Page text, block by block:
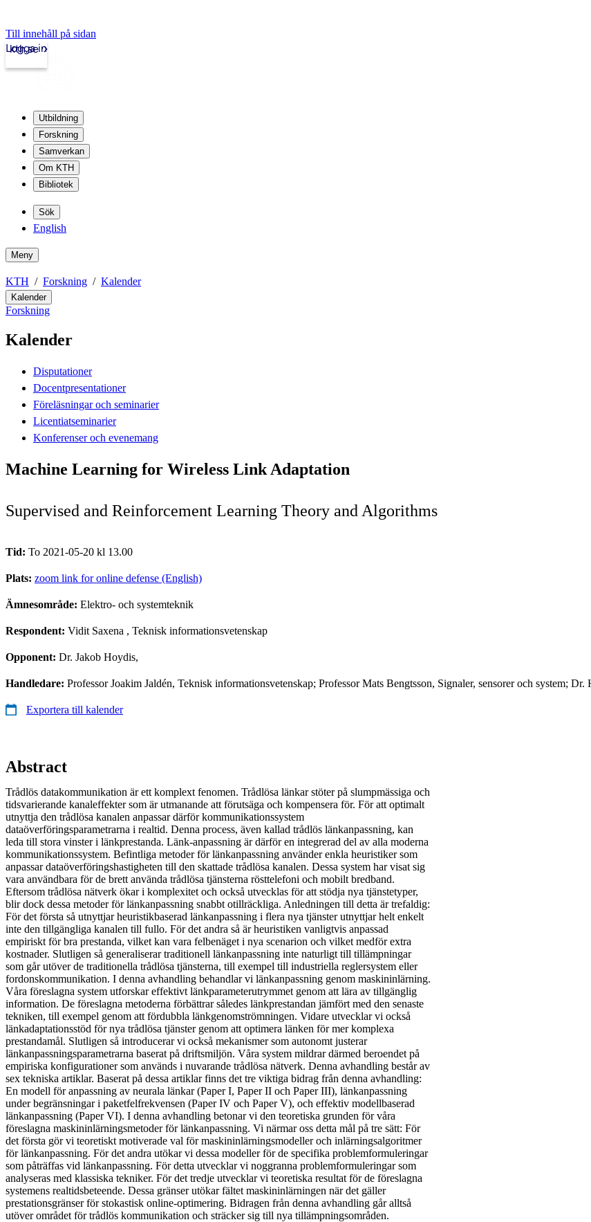
Till innehåll på sidan
kth.se
Logga in
Utbildning
Forskning
Samverkan
Om KTH
Bibliotek
Sök
English
Meny
KTH Forskning Kalender
Kalender
Forskning
Kalender
Disputationer
Docentpresentationer
Föreläsningar och seminarier
Licentiatseminarier
Konferenser och evenemang
Machine Learning for Wireless Link Adaptation
Supervised and Reinforcement Learning Theory and Algorithms
Tid: To 2021-05-20 kl 13.00
Plats: zoom link for online defense (English)
Ämnesområde: Elektro- och systemteknik
Respondent: Vidit Saxena , Teknisk informationsvetenskap
Opponent: Dr. Jakob Hoydis,
Handledare: Professor Joakim Jaldén, Teknisk informationsvetenskap; Professor Mats Bengtsson, Signaler, sensorer och system;
Exportera till kalender
Abstract
Trådlös datakommunikation är ett komplext fenomen. Trådlösa länkar stöter på slumpmässiga och
tidsvarierande kanaleffekter som är utmanande att förutsäga och kompensera för. För att optimalt
utnyttja den trådlösa kanalen anpassar därför kommunikationssystem
dataöverföringsparametrarna i realtid. Denna process, även kallad trådlös länkanpassning, kan
leda till stora vinster i länkprestanda. Länk-anpassning är därför en integrerad del av alla moderna
kommunikationssystem. Befintliga metoder för länkanpassning använder enkla heuristiker som
anpassar dataöverföringshastigheten till den skattade trådlösa kanalen. Dessa system har visat sig
vara användbara för de brett använda trådlösa tjänsterna rösttelefoni och mobilt bredband.
Eftersom trådlösa nätverk ökar i komplexitet och också utvecklas för att stödja nya tjänstetyper,
blir dock dessa metoder för länkanpassning snabbt otillräckliga. Anledningen till detta är trefaldig:
För det första så utnyttjar heuristikbaserad länkanpassning i flera nya tjänster utnyttjar helt enkelt
inte den tillgängliga kanalen till fullo. För det andra så är heuristiken vanligtvis anpassad
empiriskt för bra prestanda, vilket kan vara felbenäget i nya scenarion och vilket medför extra
kostnader. Slutligen så generaliserar traditionell länkanpassning inte naturligt till tillämpningar
som går utöver de traditionella trådlösa tjänsterna, till exempel till industriella reglersystem eller
fordonskommunikation. I denna avhandling behandlar vi länkanpassning genom maskininlärning.
Våra föreslagna system utforskar effektivt länkparameterutrymmet genom att lära av tillgänglig
information. De föreslagna metoderna förbättrar således länkprestandan jämfört med den senaste
tekniken, till exempel genom att fördubbla länkgenomströmningen. Vidare utvecklar vi också
länkadaptationsstöd för nya trådlösa tjänster genom att optimera länken för mer komplexa
prestandamål. Slutligen så introducerar vi också mekanismer som autonomt justerar
länkanpassningsparametrarna baserat på driftsmiljön. Våra system mildrar därmed beroendet på
empiriska konfigurationer som används i nuvarande trådlösa nätverk. Denna avhandling består av
sex tekniska artiklar. Baserat på dessa artiklar finns det tre viktiga bidrag från denna avhandling:
En modell för anpassning av neurala länkar (Paper I, Paper II och Paper III), länkanpassning
under begränsningar i paketfelfrekvensen (Paper IV och Paper V), och effektiv modellbaserad
länkanpassning (Paper VI). I denna avhandling betonar vi den teoretiska grunden för våra
föreslagna maskininlärningsmetoder för länkanpassning. Vi närmar oss detta mål på tre sätt: För
det första gör vi teoretiskt motiverade val för maskininlärningsmodeller och inlärningsalgoritmer
för länkanpassning. För det andra utökar vi dessa modeller för de specifika problemformuleringar
som påträffas vid länkanpassning. För detta utvecklar vi noggranna problemformuleringar som
analyseras med klassiska tekniker. För det tredje utvecklar vi teoretiska resultat för de föreslagna
systemens realtidsbeteende. Dessa gränser utökar fältet maskininlärningen när det gäller
prestationsgränser för stokastisk online-optimering. Bidragen från denna avhandling går alltså
utöver området för trådlös kommunikation och sträcker sig till nya tillämpningsområden.